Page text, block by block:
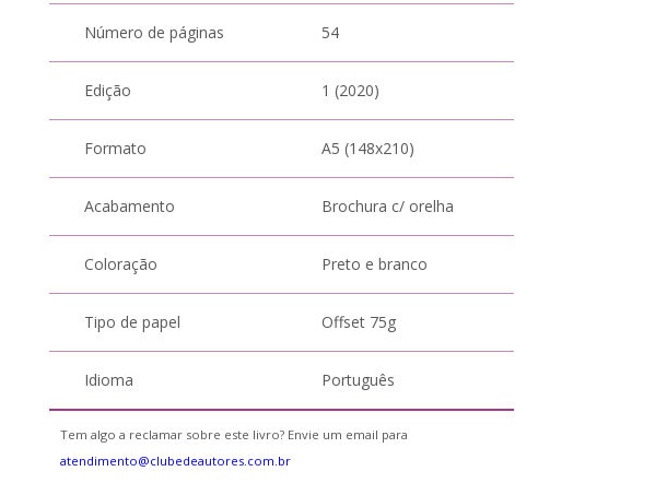
Número de páginas 54
Edição 1 (2020)
Formato A5 (148x210)
Acabamento Brochura c/ orelha
Coloração Preto e branco
Tipo de papel Offset 75g
Idioma Português
Tem algo a reclamar sobre este livro? Envie um email para
atendimento@clubedeautores.com.br